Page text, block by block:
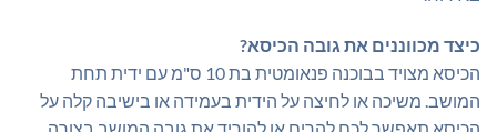
כיצד מכווננים את גובה הכיסא?
הכיסא מצויד בבוכנה פנאומטית בת 10 ס"מ עם ידית תחת
המושב. משיכה או לחיצה על הידית בעמידה או בישיבה קלה על